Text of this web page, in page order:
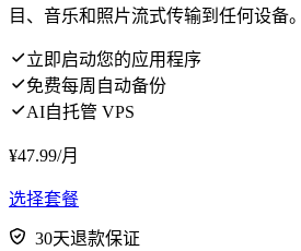
目、音乐和照片流式传输到任何设备。
立即启动您的应用程序
免费每周自动备份
AI自托管 VPS
¥47.99/月
选择套餐
30天退款保证